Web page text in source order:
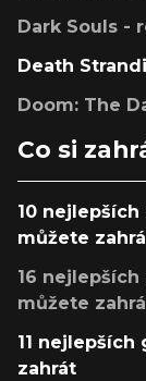
Dark Souls -
Death
Doom: The
Co si
10
můžete
16
můžete
11
zahrát